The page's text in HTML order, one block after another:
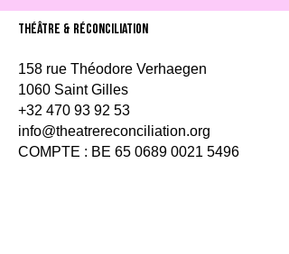
théâtre & Réconciliation
158 rue Théodore Verhaegen
1060 Saint Gilles
+32 470 93 92 53
info@theatrereconciliation.org
COMPTE : BE 65 0689 0021 5496